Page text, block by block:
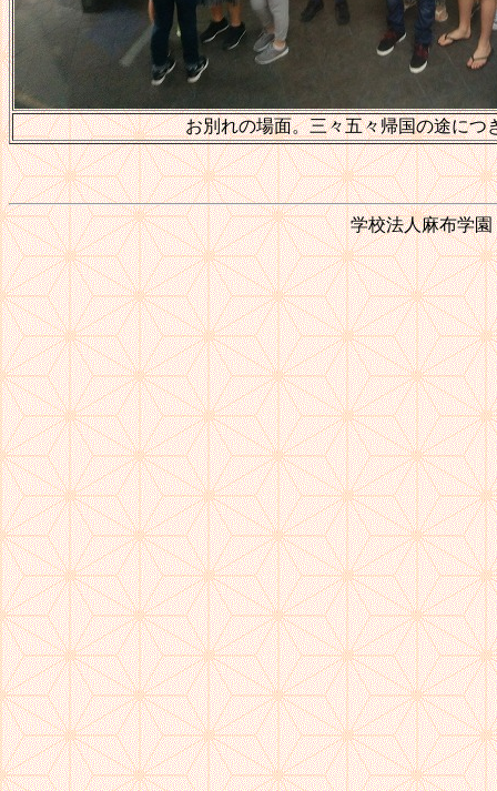
お別れの場面。三々五々帰国の途につ
学校法人麻布学園